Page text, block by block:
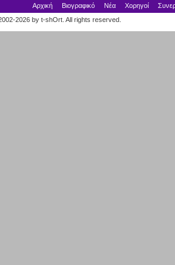
Αρχική Βιογραφικό Νέα Χορηγοί
2026 by t-shOrt. All rights reserved.